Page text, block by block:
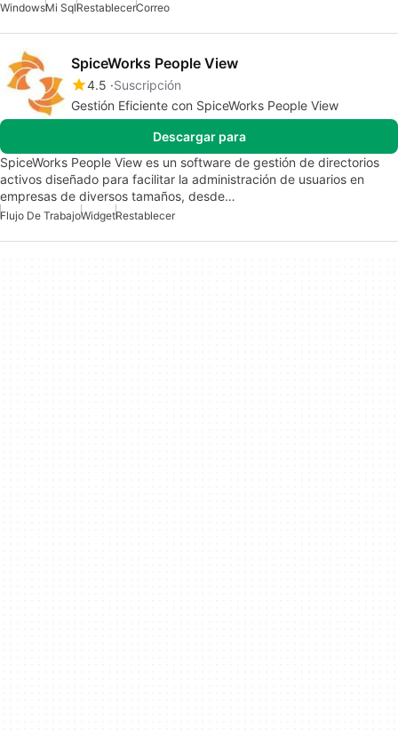
WindowsMi SqlRestablecerCorreo
SpiceWorks People View
4.5 Suscripción
Gestión Eficiente con SpiceWorks People View
Descargar para
SpiceWorks People View es un software de gestión de directorios
activos diseñado para facilitar la administración de usuarios en
empresas de diversos tamaños, desde…
Flujo De TrabajoWidgetRestablecer